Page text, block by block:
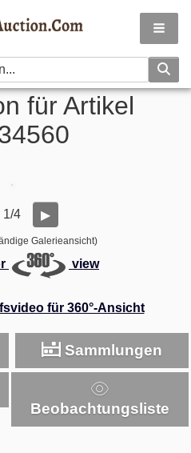
für Artikel
1/4 ▶
Galerieansicht)
view
für 360°-Ansicht
Sammlungen
Beobachtungsliste